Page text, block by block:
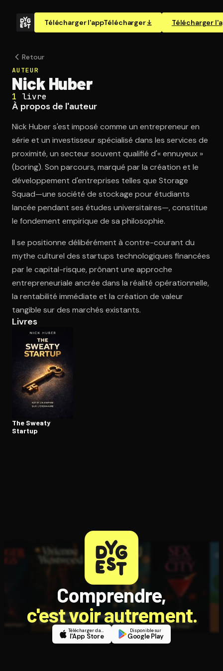
Télécharger l'appTélécharger Télécharger
Ouvre l'app Appareil photo, pointe sur le code. C'est gratuit à
Retour
AUTEUR
Nick Huber
1 livre
À propos de l'auteur
Nick Huber s'est imposé comme un entrepreneur en
série et un investisseur spécialisé dans les services de
proximité, un secteur souvent qualifié d'« ennuyeux »
(boring). Son parcours, marqué par la création et le
développement d'entreprises telles que Storage
Squad—une société de stockage pour étudiants
lancée pendant ses études universitaires—, constitue
le fondement empirique de sa philosophie.
Il se positionne délibérément à contre-courant du
mythe culturel des startups technologiques financées
par le capital-risque, prônant une approche
entrepreneuriale ancrée dans la réalité opérationnelle,
la rentabilité immédiate et la création de valeur
tangible sur des marchés existants.
Livres
The Sweaty
Startup
Comprendre,
c'est voir autrement.
Télécharger dans
l'App Store
Disponible sur
Google Play